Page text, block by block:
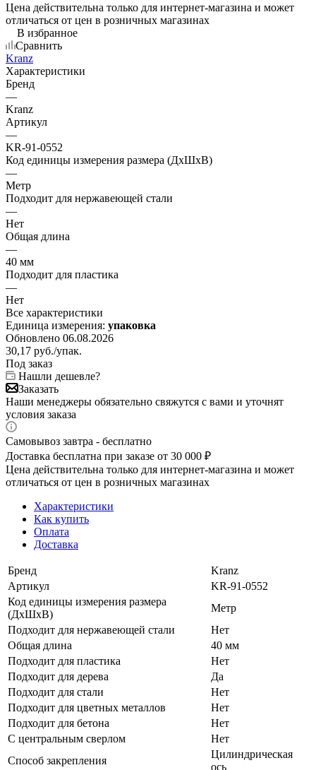
Цена действительна только для интернет-магазина и может
отличаться от цен в розничных магазинах
В избранное
Сравнить
Kranz
Характеристики
Бренд
—
Kranz
Артикул
—
KR-91-0552
Код единицы измерения размера (ДхШхВ)
—
Метр
Подходит для нержавеющей стали
—
Нет
Общая длина
—
40 мм
Подходит для пластика
—
Нет
Все характеристики
Единица измерения: упаковка
Обновлено 06.08.2026
30,17 руб./упак.
Под заказ
Нашли дешевле?
Заказать
Наши менеджеры обязательно свяжутся с вами и уточнят
условия заказа
Самовывоз завтра - бесплатно
Доставка бесплатна при заказе от 30 000 ₽
Цена действительна только для интернет-магазина и может
отличаться от цен в розничных магазинах
Характеристики
Как купить
Оплата
Доставка
Бренд
Kranz
Артикул
KR-91-0552
Код единицы измерения размера
(ДхШхВ)
Метр
Подходит для нержавеющей стали
Нет
Общая длина
40 мм
Подходит для пластика
Нет
Подходит для дерева
Да
Подходит для стали
Нет
Подходит для цветных металлов
Нет
Подходит для бетона
Нет
С центральным сверлом
Нет
Способ закрепления
Цилиндрическая
ось